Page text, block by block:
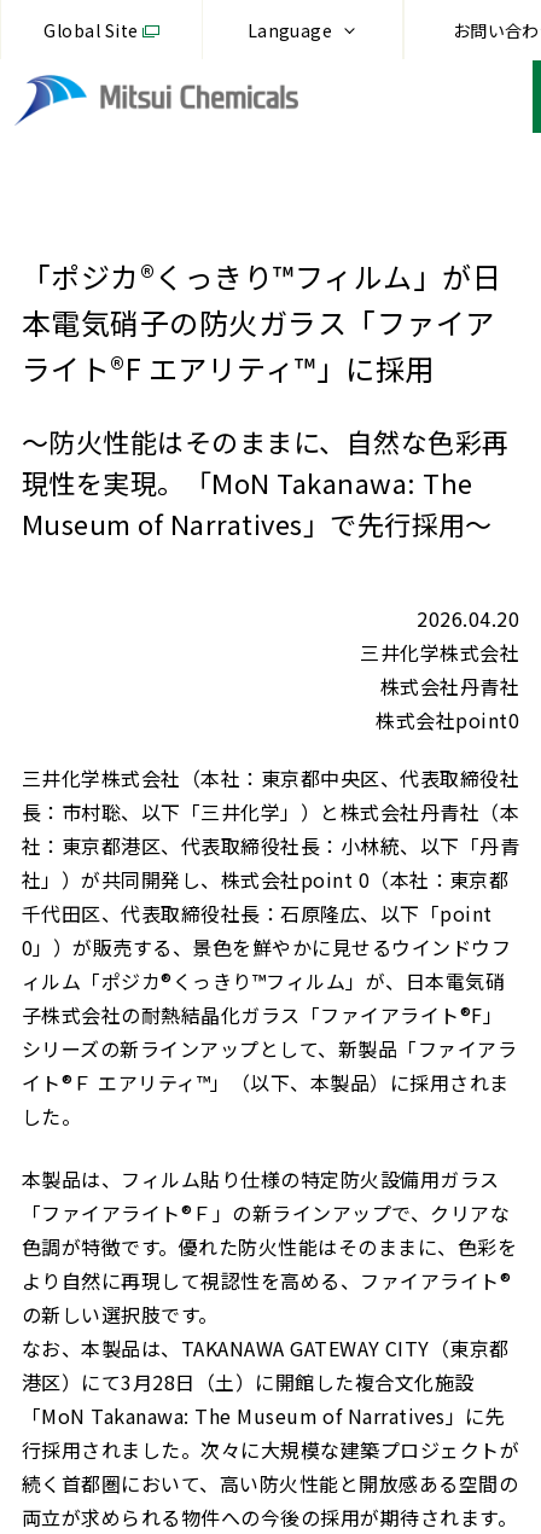
Global Site Language お問い合
「ポジカ®くっきり™フィルム」が日
本電気硝子の防火ガラス「ファイア
ライト®F エアリティ™」に採用
～防火性能はそのままに、自然な色彩再
現性を実現。「MoN Takanawa: The
Museum of Narratives」で先行採用～
2026.04.20
三井化学株式会社
株式会社丹青社
株式会社point0
三井化学株式会社（本社：東京都中央区、代表取締役社
長：市村聡、以下「三井化学」）と株式会社丹青社（本
社：東京都港区、代表取締役社長：小林統、以下「丹青
社」）が共同開発し、株式会社point 0（本社：東京都
千代田区、代表取締役社長：石原隆広、以下「point
0」）が販売する、景色を鮮やかに見せるウインドウフ
ィルム「ポジカ®くっきり™フィルム」が、日本電気硝
子株式会社の耐熱結晶化ガラス「ファイアライト®F」
シリーズの新ラインアップとして、新製品「ファイアラ
イト®Ｆ エアリティ™」（以下、本製品）に採用されま
した。
本製品は、フィルム貼り仕様の特定防火設備用ガラス
「ファイアライト®Ｆ」の新ラインアップで、クリアな
色調が特徴です。優れた防火性能はそのままに、色彩を
より自然に再現して視認性を高める、ファイアライト®
の新しい選択肢です。
なお、本製品は、TAKANAWA GATEWAY CITY（東京都
港区）にて3月28日（土）に開館した複合文化施設
「MoN Takanawa: The Museum of Narratives」に先
行採用されました。次々に大規模な建築プロジェクトが
続く首都圏において、高い防火性能と開放感ある空間の
両立が求められる物件への今後の採用が期待されます。